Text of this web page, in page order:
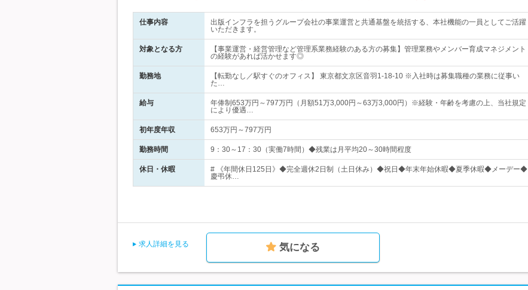
仕事内容
出版インフラを担うグループ会社の事業運営と共通基盤を統括する、本社機能の一員としてご活躍
いただきます。
対象となる方
【事業運営・経営管理など管理系業務経験のある方の募集】管理業務やメンバー育成マネジメント
の経験があれば活かせます◎
勤務地
【転勤なし／駅すぐのオフィス】 東京都文京区音羽1-18-10 ※入社時は募集職種の業務に従事い
た…
給与
年俸制653万円～797万円（月額51万3,000円～63万3,000円）※経験・年齢を考慮の上、当社規定
により優遇…
初年度年収 653万円～797万円
勤務時間 9：30～17：30（実働7時間）◆残業は月平均20～30時間程度
休日・休暇
# 《年間休日125日》◆完全週休2日制（土日休み）◆祝日◆年末年始休暇◆夏季休暇◆メーデー◆
慶弔休…
求人詳細を見る 気になる